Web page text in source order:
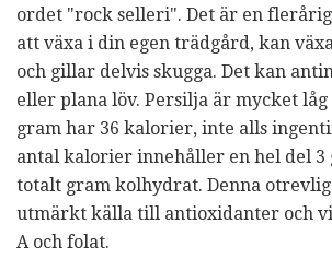
ordet "rock selleri". Det är en
att växa i din egen trädgård, kan
och gillar delvis skugga. Det kan
eller plana löv. Persilja är mycket
gram har 36 kalorier, inte alls
antal kalorier innehåller en hel del 3
totalt gram kolhydrat. Denna
utmärkt källa till antioxidanter och
A och folat.